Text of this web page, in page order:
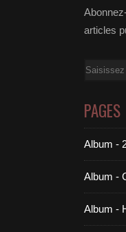
articles
Email
PAGES
Album -
Album -
Album -